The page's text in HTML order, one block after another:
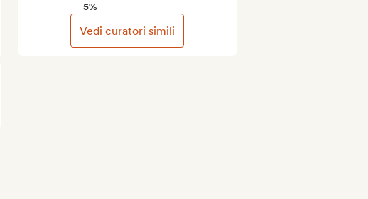
5%
Vedi curatori simili